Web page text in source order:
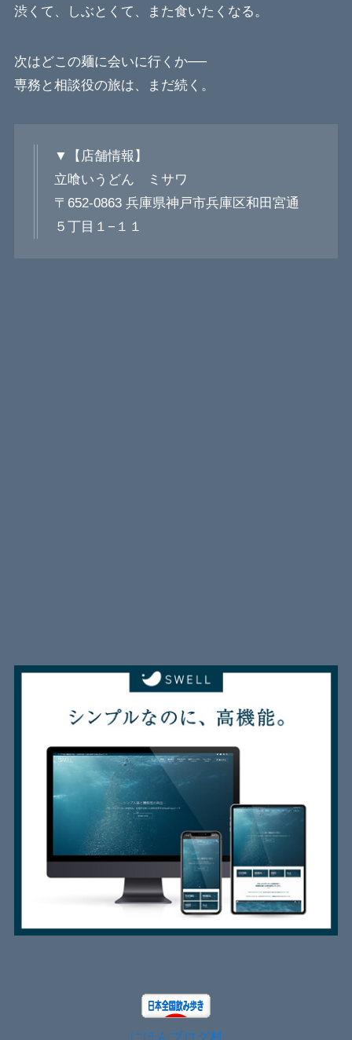
渋くて、しぶとくて、また食いたくなる。
次はどこの麺に会いに行くか──
専務と相談役の旅は、まだ続く。
▼【店舗情報】
立喰いうどん ミサワ
〒652-0863 兵庫県神戸市兵庫区和田宮通
５丁目１−１１